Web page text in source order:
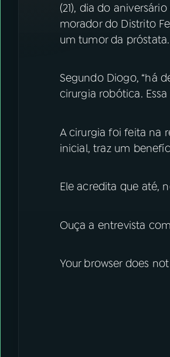
(21), dia do
morador do Distrito
um tumor da próstata.
Segundo Diogo, “há
cirurgia robótica.
A cirurgia foi feita na
inicial, traz um
Ele acredita que até,
Ouça a entrevista
Your browser does